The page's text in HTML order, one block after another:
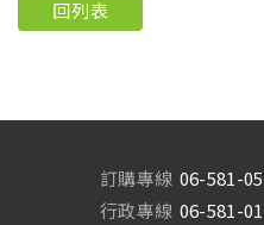
回列表
訂購專線 06-581-
行政專線 06-581-